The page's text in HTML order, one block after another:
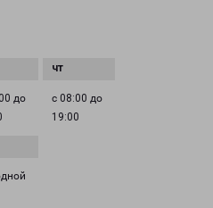
до
с 08:00 до
19:00